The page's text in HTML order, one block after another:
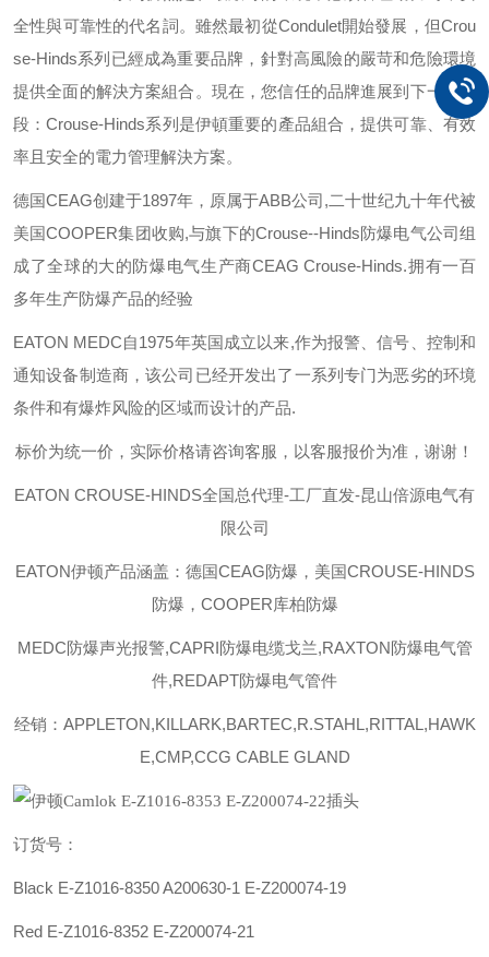
全性與可靠性的代名詞。雖然最初從Condulet開始發展，但Crou
se-Hinds系列已經成為重要品牌，針對高風險的嚴苛和危險環境
提供全面的解決方案組合。現在，您信任的品牌進展到下一個階
段：Crouse-Hinds系列是伊頓重要的產品組合，提供可靠、有效
率且安全的電力管理解決方案。
德国CEAG创建于1897年，原属于ABB公司,二十世纪九十年代被
美国COOPER集团收购,与旗下的Crouse--Hinds防爆电气公司组
成了全球的大的防爆电气生产商CEAG Crouse-Hinds.拥有一百
多年生产防爆产品的经验
EATON MEDC自1975年英国成立以来,作为报警、信号、控制和
通知设备制造商，该公司已经开发出了一系列专门为恶劣的环境
条件和有爆炸风险的区域而设计的产品.
标价为统一价，实际价格请咨询客服，以客服报价为准，谢谢！
EATON CROUSE-HINDS全国总代理-工厂直发-昆山倍源电气有
限公司
EATON伊顿产品涵盖：德国CEAG防爆，美国CROUSE-HINDS
防爆，COOPER库柏防爆
MEDC防爆声光报警,CAPRI防爆电缆戈兰,RAXTON防爆电气管
件,REDAPT防爆电气管件
经销：APPLETON,KILLARK,BARTEC,R.STAHL,RITTAL,HAWK
E,CMP,CCG CABLE GLAND
订货号：
Black E-Z1016-8350A200630-1 E-Z200074-19
Red E-Z1016-8352 E-Z200074-21